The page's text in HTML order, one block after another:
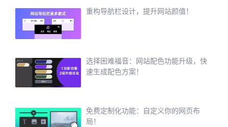
重构导航栏设计，提升网站颜值！
选择困难福音：网站配色功能升级，快
速生成配色方案！
免费定制化功能：自定义你的网页布
局！